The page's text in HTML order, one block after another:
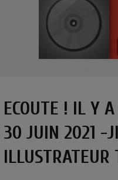
ECOUTE ! IL Y
30 JUIN 2021 -
ILLUSTRATEUR